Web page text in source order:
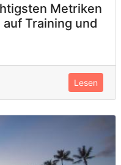
Metriken
Training und
Lesen